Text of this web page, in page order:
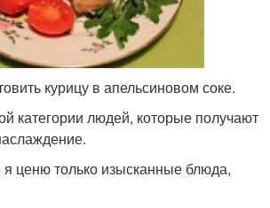
курицу в апельсиновом соке.
категории людей, которые получают
я ценю только изысканные блюда,